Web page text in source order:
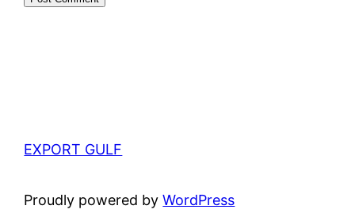
EXPORT GULF
Proudly powered byWordPress